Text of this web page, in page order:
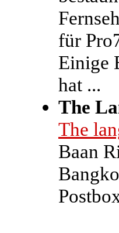
für
Einige
hat ...
The
The
Baan